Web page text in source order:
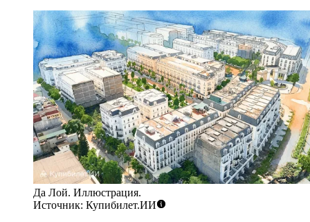
Да Лой. Иллюстрация.
Источник: Купибилет.ИИ